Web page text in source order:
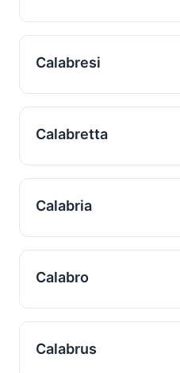
Calabresi
Calabretta
Calabria
Calabro
Calabrus